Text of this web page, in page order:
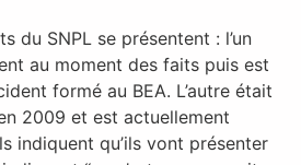
du SNPL se présentent : l’un
au moment des faits puis est
formé au BEA. L’autre était
2009 et est actuellement
indiquent qu’ils vont présenter